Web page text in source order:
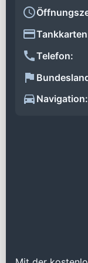
Telefon:
Navigation: